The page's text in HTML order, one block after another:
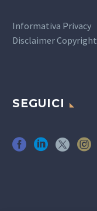
Informativa Privacy
Disclaimer Copyright
SEGUICI